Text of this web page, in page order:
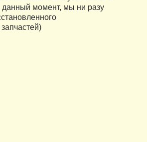
данный момент, мы ни разу